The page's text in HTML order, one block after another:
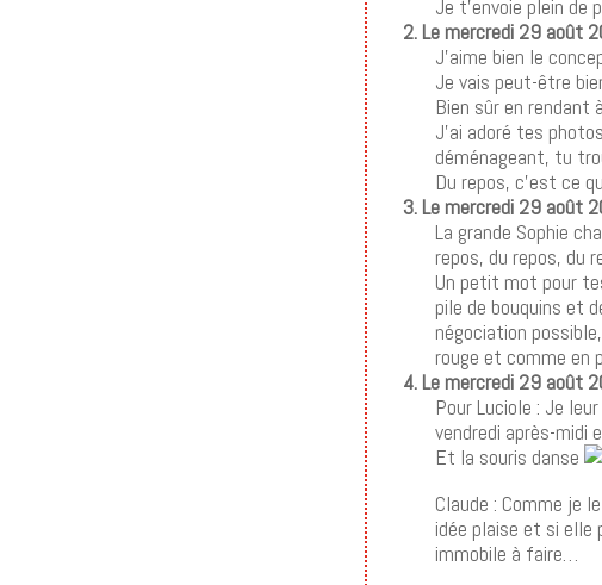
Je t’envoie plein
2. Le mercredi 29 août
J’aime bien le
Je vais peut-être
Bien sûr en rendant
J’ai adoré tes
déménageant, tu
Du repos, c’est ce
3. Le mercredi 29 août
La grande Sophie
repos, du repos, du
Un petit mot pour
pile de bouquins et
négociation
rouge et comme en
4. Le mercredi 29 août
Pour Luciole : Je
vendredi après-
Et la souris danse
Claude : Comme je
idée plaise et si
immobile à faire…